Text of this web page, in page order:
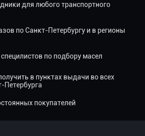
для любого транспортного
по Санкт-Петербургу и в регионы
по подбору масел
в пунктах выдачи во всех
Петербурга
покупателей